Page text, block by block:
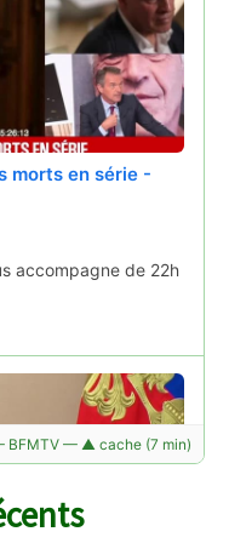
localités relativement
accusent une
Exemple à Salers,…
Ferrand
par les pompiers du
Vers 1 h 50 du
morts en série -
accompagne de 22h
BFMTV — ▲ cache (7 min)